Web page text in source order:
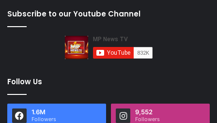
Subscribe to our Youtube Channel
Follow Us
1.6M
Followers
9,552
Followers